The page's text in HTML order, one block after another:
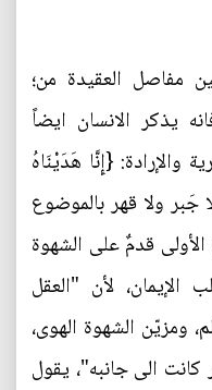
مفاصل العقيدة من؛
يذكر الانسان ايضاً
والإرادة: {إِنَّا هَدَيْنَاهُ
جَبر ولا قهر بالموضوع
الأولى قدمٌ على الشهوة
الإيمان، لأن "العقل
ومزيّن الشهوة الهوى،
كانت الى جانبه"، يقول